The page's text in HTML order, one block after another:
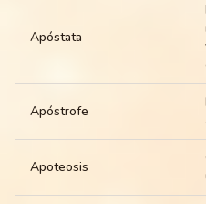
Apóstata
Apóstrofe
Apoteosis